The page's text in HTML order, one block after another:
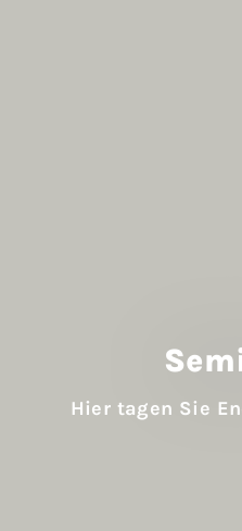
Hier tagen Sie